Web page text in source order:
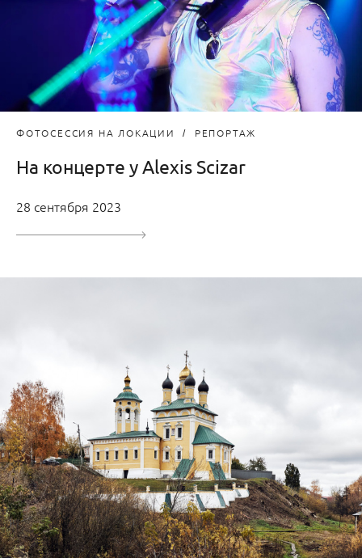
ФОТОСЕССИЯ НА ЛОКАЦИИ РЕПОРТАЖ
На концерте у Alexis Scizar
28 сентября 2023